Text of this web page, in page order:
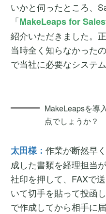
いかと伺ったところ、
「MakeLeaps for
紹介いただきました。
当時全く知らなかった
で当社に必要なシステ
MakeLeapsを導
点でしょうか？
太田様：作業が断然早
成した書類を経理担当
社印を押して、FAXで
いて切手を貼って投函
で作成してから相手に